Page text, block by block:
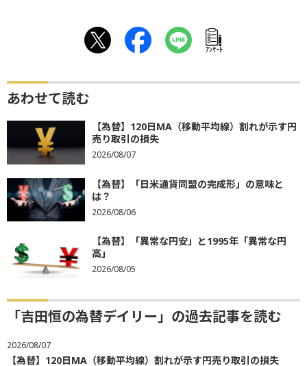
ｱﾝｹｰﾄ
あわせて読む
【為替】120日MA（移動平均線）割れが示す円
売り取引の損失
2026/08/07
【為替】「日米通貨同盟の完成形」の意味と
は？
2026/08/06
【為替】「異常な円安」と1995年「異常な円
高」
2026/08/05
「吉田恒の為替デイリー」の過去記事を読む
2026/08/07
【為替】120日MA（移動平均線）割れが示す円売り取引の損失